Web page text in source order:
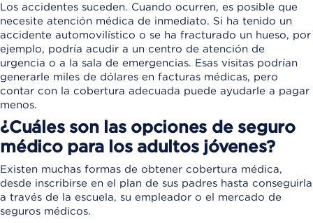
Los accidentes suceden. Cuando ocurren, es posible que
necesite atención médica de inmediato. Si ha tenido un
accidente automovilístico o se ha fracturado un hueso, por
ejemplo, podría acudir a un centro de atención de
urgencia o a la sala de emergencias. Esas visitas podrían
generarle miles de dólares en facturas médicas, pero
contar con la cobertura adecuada puede ayudarle a pagar
menos.
¿Cuáles son las opciones de seguro
médico para los adultos jóvenes?
Existen muchas formas de obtener cobertura médica,
desde inscribirse en el plan de sus padres hasta conseguirla
a través de la escuela, su empleador o el mercado de
seguros médicos.